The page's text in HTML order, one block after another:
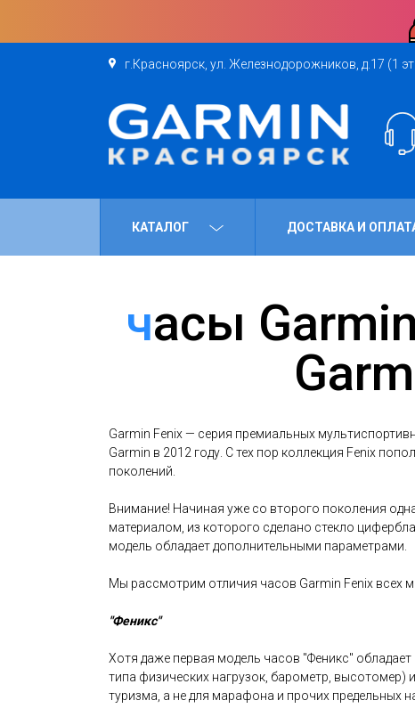
г.Красноярск, ул. Железнодорожников, д.17 (1
КАТАЛОГ ДОСТАВКА И
часы Garmin Fenix; от первой модели до
Garmin Fenix — серия премиальных
Garmin в 2012 году. С тех пор коллекция Fenix
поколений.
Внимание! Начиная уже со второго поколения
материалом, из которого сделано стекло
модель обладает дополнительными параметрами.
Мы рассмотрим отличия часов Garmin Fenix всех
"Феникс"
Хотя даже первая модель часов "Феникс"
типа физических нагрузок, барометр, высотомер)
туризма, а не для марафона и прочих предельных